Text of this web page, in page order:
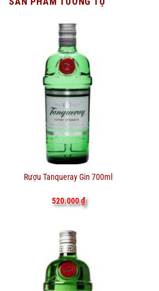
Rượu Tanqueray Gin 700ml
520.000₫